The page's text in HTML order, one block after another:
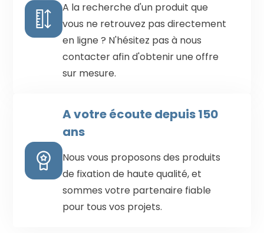
A la recherche d'un produit que
vous ne retrouvez pas directement
en ligne ? N'hésitez pas à nous
contacter afin d'obtenir une offre
sur mesure.
A votre écoute depuis 150
ans
Nous vous proposons des produits
de fixation de haute qualité, et
sommes votre partenaire fiable
pour tous vos projets.